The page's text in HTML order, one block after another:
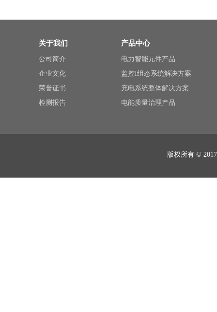
关于我们
公司简介
企业文化
荣誉证书
检测报告
产品中心
电力智能元件产品
监控I组态系统解决方案
充电系统整体解决方案
电能质量治理产品
版权所有 ©